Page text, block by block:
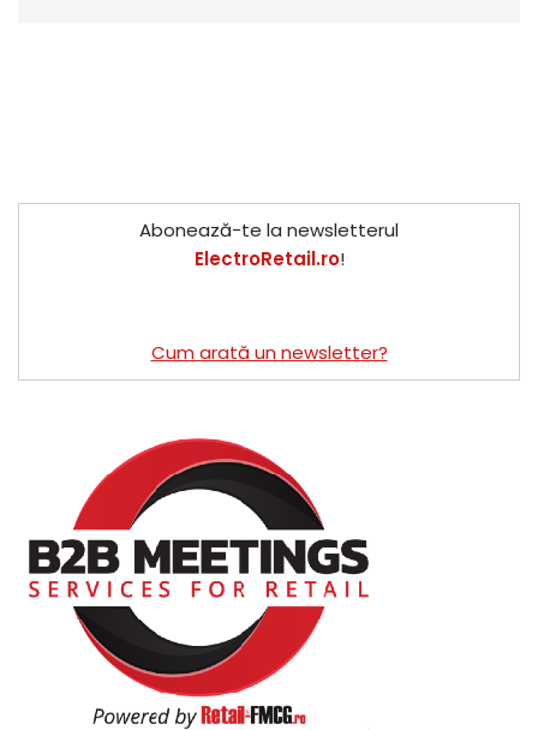
Abonează-te la newsletterul
ElectroRetail.ro!
Cum arată un newsletter?